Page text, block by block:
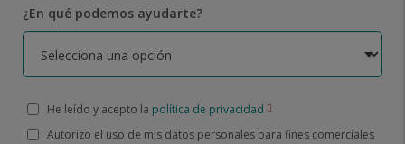
¿En qué podemos ayudarte?
He leído y acepto la política de privacidad
Autorizo el uso de mis datos personales para fines comerciales